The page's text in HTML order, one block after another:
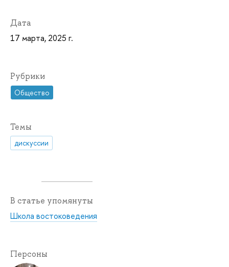
Дата
17 марта, 2025 г.
Рубрики
Общество
Темы
дискуссии
В статье упомянуты
Школа востоковедения
Персоны